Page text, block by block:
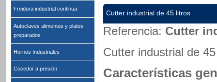
Freidora industrial continua
Autoclaves alimentos y platos
preparados
Hornos Industriales
Cocedor a presión
Cutter industrial de 45 litros
Referencia: Cutter
Cutter industrial de
Características